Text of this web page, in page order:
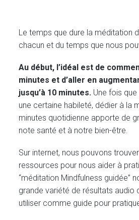
Le temps que dure la méditation
chacun et du temps que nous
Au début, l’idéal est de
minutes et d’aller en
jusqu’à 10 minutes. Une fois
une certaine habileté, dédier à la
minutes quotidienne apporte de
note santé et à notre bien-être.
Sur internet, nous pouvons
ressources pour nous aider à
“méditation Mindfulness guidée”
grande variété de résultats audio
utiliser comme guide pour